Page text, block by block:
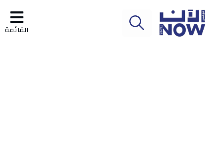
القائمة